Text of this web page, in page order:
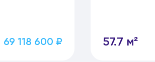
69 118 600 ₽ 57.7 м²